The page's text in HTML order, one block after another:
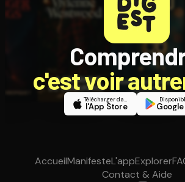
c'est voir
Télécharger dans
l'App Store Google
AccueilManifesteL'appExplorer
Contact & Aide